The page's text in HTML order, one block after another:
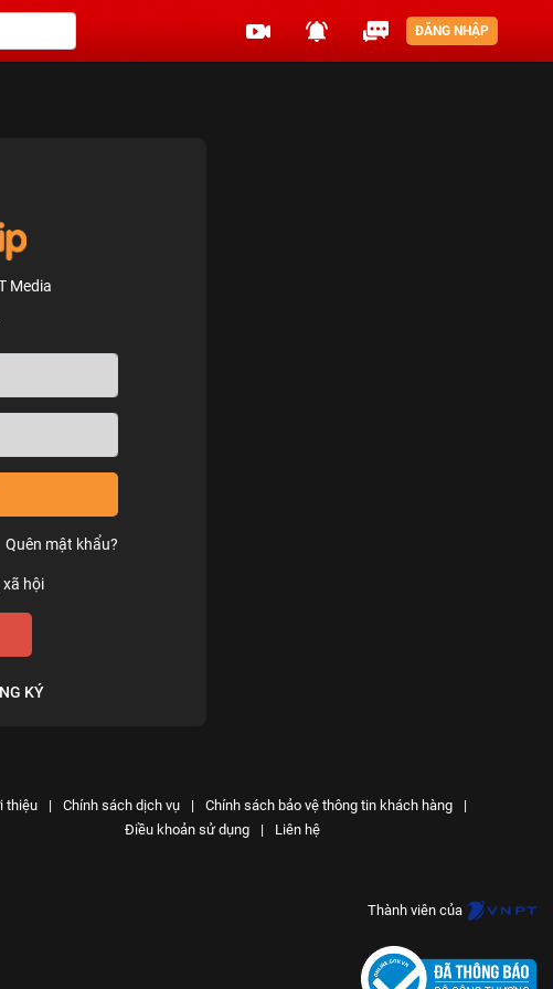
ĐĂNG NHẬP
Media
Quên mật khẩu?
hội
KÝ
thiệu | Chính sách dịch vụ | Chính sách bảo vệ thông tin khách hàng
|
Điều khoản sử dụng
| Liên hệ
Thành viên của